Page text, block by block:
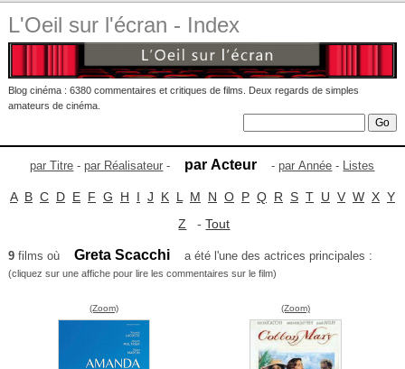
L'Oeil sur l'écran - Index
Blog cinéma : 6380 commentaires et critiques de films. Deux regards de simples
amateurs de cinéma.
par Titre -par Réalisateur - par Acteur -par Année - Listes
A B C D E F G H I J K L M N O P Q R S T U V W X Y
Z -Tout
9films où Greta Scacchi a été l'une des actrices principales :
(cliquez sur une affiche pour lire les commentaires sur le film)
(Zoom) (Zoom)